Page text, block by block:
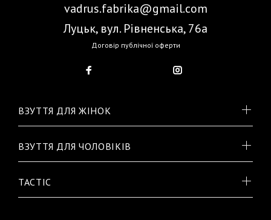
vadrus.fabrika@gmail.com
Луцьк, вул. Рівненська, 76а
Договір публічної оферти
ВЗУТТЯ ДЛЯ ЖІНОК
ВЗУТТЯ ДЛЯ ЧОЛОВІКІВ
TACTIC